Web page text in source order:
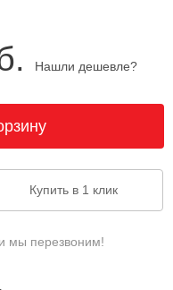
Нашли дешевле?
мы перезвоним!